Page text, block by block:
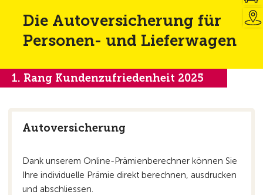
Die Autoversicherung für
Personen- und Lieferwagen
1. Rang Kundenzufriedenheit 2025
Autoversicherung
Dank unserem Online-Prämienberechner können Sie
Ihre individuelle Prämie direkt berechnen, ausdrucken
und abschliessen.